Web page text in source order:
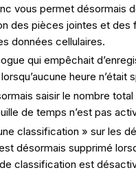
vous permet désormais
des pièces jointes et des
données cellulaires.
qui empêchait
heure n’était
saisir le nombre total
de temps n’est pas
classification » sur les
désormais supprimé
classification est